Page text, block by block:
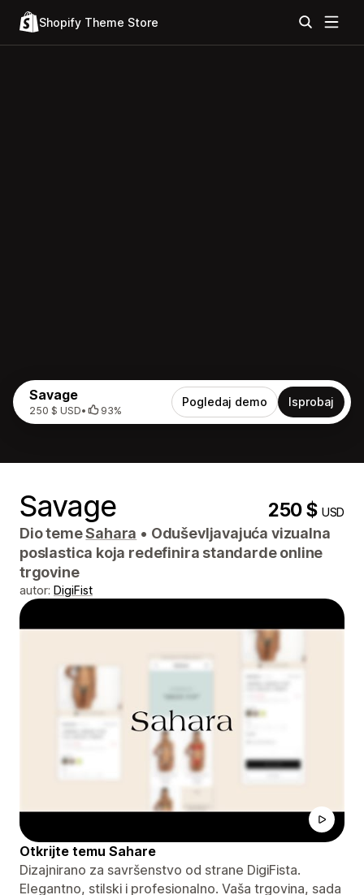
Shopify Theme Store
Savage
250 $ USD• 93%
Pogledaj demo Isprobaj
Savage 250 $USD
Dio temeSahara • Oduševljavajuća vizualna
poslastica koja redefinira standarde online
trgovine
autor: DigiFist
Otkrijte temu Sahare
Dizajnirano za savršenstvo od strane DigiFista.
Elegantno, stilski i profesionalno. Vaša trgovina, sada